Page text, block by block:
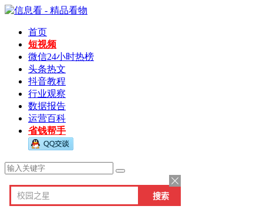
首页
短视频
微信24小时热榜
头条热文
抖音教程
行业观察
数据报告
运营百科
省钱帮手